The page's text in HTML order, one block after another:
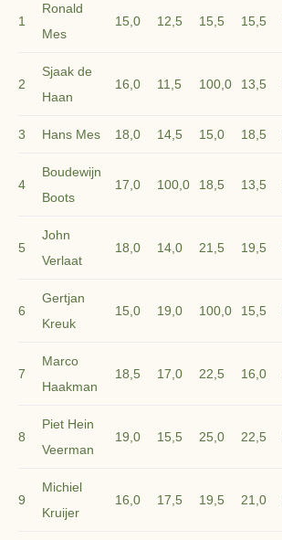
1
Ronald
Mes
15,0 12,5 15,5 15,5
2
Sjaak de
Haan
16,0 11,5 100,0 13,5
3 Hans Mes 18,0 14,5 15,0 18,5
4
Boudewijn
Boots
17,0 100,0 18,5 13,5
5
John
Verlaat
18,0 14,0 21,5 19,5
6
Gertjan
Kreuk
15,0 19,0 100,0 15,5
7
Marco
Haakman
18,5 17,0 22,5 16,0
8
Piet Hein
Veerman
19,0 15,5 25,0 22,5
9
Michiel
Kruijer
16,0 17,5 19,5 21,0